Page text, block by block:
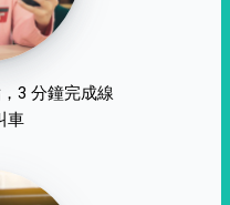
3 分鐘完成線
車